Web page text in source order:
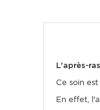
L'après-
Ce soin
En effet,